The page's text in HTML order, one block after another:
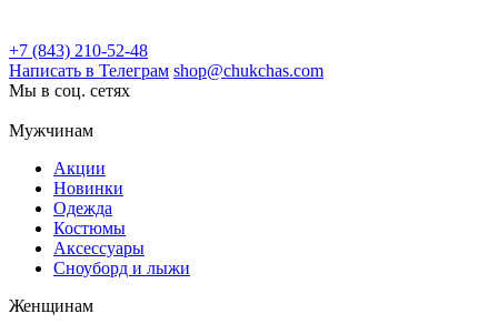
+7 (843) 210-52-48
Написать в Телеграм shop@chukchas.com
Мы в соц. сетях
Мужчинам
Акции
Новинки
Одежда
Костюмы
Аксессуары
Сноуборд и лыжи
Женщинам